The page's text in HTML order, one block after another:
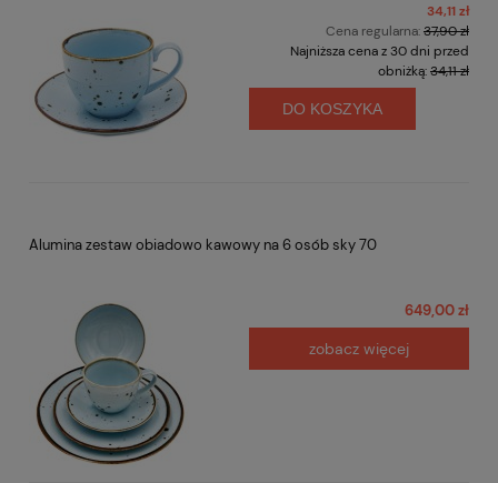
34,11 zł
Cena regularna:37,90 zł
Najniższa cena z 30 dni przed
obniżką:34,11 zł
DO KOSZYKA
Alumina zestaw obiadowo kawowy na 6 osób sky 70
649,00 zł
zobacz więcej